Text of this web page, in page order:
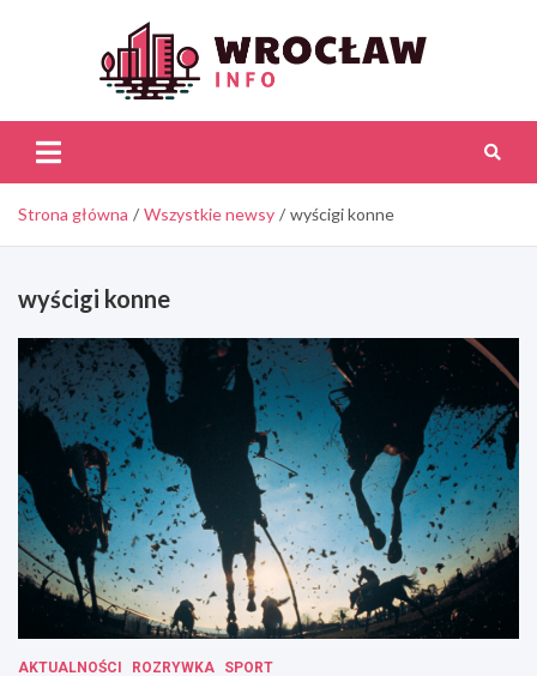
Strona główna Wszystkie newsy wyścigi konne
wyścigi konne
AKTUALNOŚCI ROZRYWKA SPORT